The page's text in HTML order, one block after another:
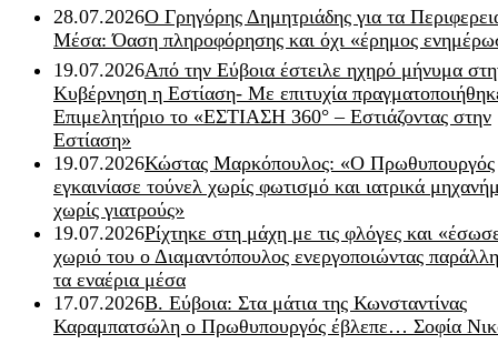
28.07.2026Ο Γρηγόρης Δημητριάδης για τα
Μέσα: Όαση πληροφόρησης και όχι «έρημος
19.07.2026Από την Εύβοια έστειλε ηχηρό μήνυμα
Κυβέρνηση η Εστίαση- Με επιτυχία
Επιμελητήριο το «ΕΣΤΙΑΣΗ 360° – Εστιάζοντας στην
Εστίαση»
19.07.2026Κώστας Μαρκόπουλος: «Ο Πρωθυπουργός
εγκαινίασε τούνελ χωρίς φωτισμό και ιατρικά
χωρίς γιατρούς»
19.07.2026Ρίχτηκε στη μάχη με τις φλόγες και
χωριό του ο Διαμαντόπουλος ενεργοποιώντας
τα εναέρια μέσα
17.07.2026Β. Εύβοια: Στα μάτια της Κωνσταντίνας
Καραμπατσώλη ο Πρωθυπουργός έβλεπε… Σοφία